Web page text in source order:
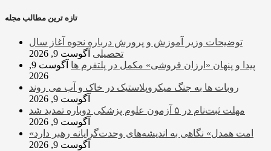
تازه ترین مطالب مجله
توضیحات وزیر آموزش و پرورش درباره نحوه آغاز سال
تحصیلی آگوست 9, 2026
پیدا و پنهان «ارزان فروشی» مکمل در پلتفرم ها
آگوست 9,
2026
روبات ها به جنگ میکروپلاستیک در خاک و آب می روند
آگوست 9, 2026
مهلت ثبت‌نام در ۵ آزمون علوم پزشکی دوباره تمدید شد
آگوست 9, 2026
«امت همدل» نگاهی به اندیشه‌های وحدت‌گرایانه رهبر دارد
آگوست 9, 2026